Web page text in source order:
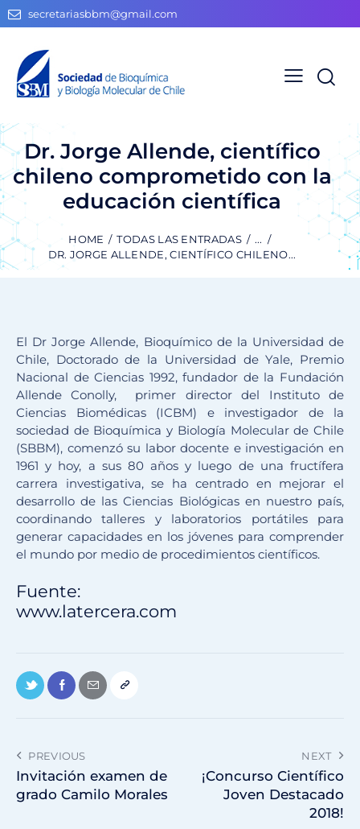
secretariasbbm@gmail.com
Dr. Jorge Allende, científico
chileno comprometido con la
educación científica
HOME TODAS LAS ENTRADAS
...
DR. JORGE ALLENDE, CIENTÍFICO CHILENO...
El Dr Jorge Allende, Bioquímico de la Universidad de
Chile, Doctorado de la Universidad de Yale, Premio
Nacional de Ciencias 1992, fundador de la Fundación
Allende Conolly, primer director del Instituto de
Ciencias Biomédicas (ICBM) e investigador de la
sociedad de Bioquímica y Biología Molecular de Chile
(SBBM), comenzó su labor docente e investigación en
1961 y hoy, a sus 80 años y luego de una fructífera
carrera investigativa, se ha centrado en mejorar el
desarrollo de las Ciencias Biológicas en nuestro país,
coordinando talleres y laboratorios portátiles para
generar capacidades en los jóvenes para comprender
el mundo por medio de procedimientos científicos.
Fuente:
www.latercera.com
PREVIOUS
Invitación examen de
grado Camilo Morales
NEXT
¡Concurso Científico
Joven Destacado
2018!